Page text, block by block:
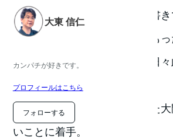
大東 信仁
カンパチが好きです。
プロフィールはこちら
フォローする
どうせ文才ないんだから箇条書
独りよがりの日記にするのはも
ばいいなと。 ということで「日
ます。
ものくろぼっくすが抱えていた
いことに着手。